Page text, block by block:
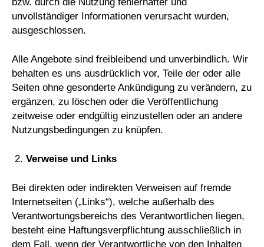
unvollständiger Informationen verursacht wurden,
ausgeschlossen.
Alle Angebote sind freibleibend und unverbindlich. Wir
behalten es uns ausdrücklich vor, Teile der oder alle
Seiten ohne gesonderte Ankündigung zu verändern, zu
ergänzen, zu löschen oder die Veröffentlichung
zeitweise oder endgültig einzustellen oder an andere
Nutzungsbedingungen zu knüpfen.
Verweise und Links
Bei direkten oder indirekten Verweisen auf fremde
Internetseiten („Links“), welche außerhalb des
Verantwortungsbereichs des Verantwortlichen liegen,
besteht eine Haftungsverpflichtung ausschließlich in
dem Fall, wenn der Verantwortliche von den Inhalten